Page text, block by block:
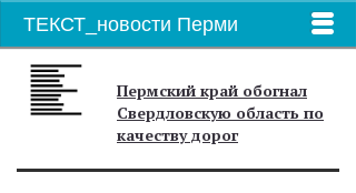
ТЕКСТ_новости Перми
Пермский край обогнал
Свердловскую область по
качеству дорог